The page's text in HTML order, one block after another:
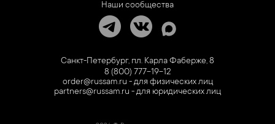
Наши сообщества
Санкт-Петербург, пл. Карла Фаберже, 8
8 (800) 777-19-12
order@russam.ru - для физических лиц
partners@russam.ru - для юридических лиц